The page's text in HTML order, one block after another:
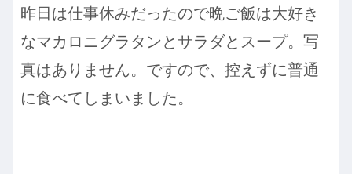
昨日は仕事休みだったので晩ご飯は大好き
なマカロニグラタンとサラダとスープ。写
真はありません。ですので、控えずに普通
に食べてしまいました。